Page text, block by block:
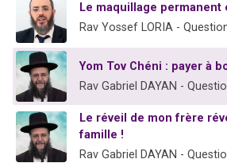
Le maquillage permanent
Rav Yossef LORIA -
Yom Tov Chéni : payer à
Rav Gabriel DAYAN -
Le réveil de mon frère
famille !
Rav Gabriel DAYAN -